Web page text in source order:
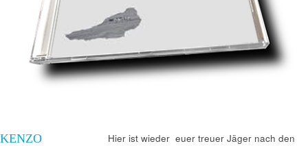
KENZO
Hier ist wieder euer treuer Jäger nach den